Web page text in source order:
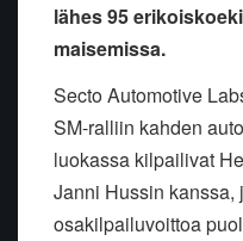
lähes 95
maisemissa.
Secto Automotive
SM-ralliin kahden
luokassa kilpailivat
Janni Hussin
osakilpailuvoittoa